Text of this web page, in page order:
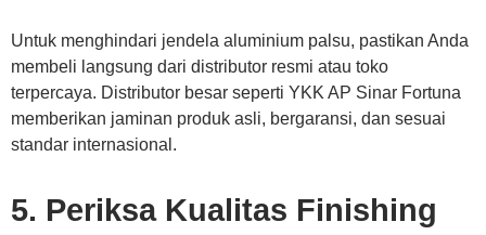
Untuk menghindari jendela aluminium palsu, pastikan Anda
membeli langsung dari distributor resmi atau toko
terpercaya. Distributor besar seperti YKK AP Sinar Fortuna
memberikan jaminan produk asli, bergaransi, dan sesuai
standar internasional.
5. Periksa Kualitas Finishing